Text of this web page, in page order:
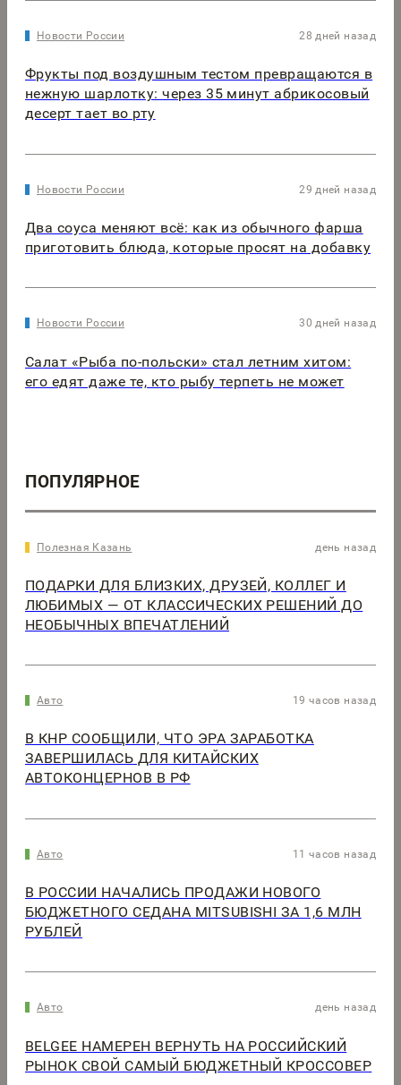
Новости России 28 дней назад
Фрукты под воздушным тестом превращаются в
нежную шарлотку: через 35 минут абрикосовый
десерт тает во рту
Новости России 29 дней назад
Два соуса меняют всё: как из обычного фарша
приготовить блюда, которые просят на добавку
Новости России 30 дней назад
Салат «Рыба по-польски» стал летним хитом:
его едят даже те, кто рыбу терпеть не может
ПОПУЛЯРНОЕ
Полезная Казань день назад
ПОДАРКИ ДЛЯ БЛИЗКИХ, ДРУЗЕЙ, КОЛЛЕГ И
ЛЮБИМЫХ — ОТ КЛАССИЧЕСКИХ РЕШЕНИЙ ДО
НЕОБЫЧНЫХ ВПЕЧАТЛЕНИЙ
Авто 19 часов назад
В КНР СООБЩИЛИ, ЧТО ЭРА ЗАРАБОТКА
ЗАВЕРШИЛАСЬ ДЛЯ КИТАЙСКИХ
АВТОКОНЦЕРНОВ В РФ
Авто 11 часов назад
В РОССИИ НАЧАЛИСЬ ПРОДАЖИ НОВОГО
БЮДЖЕТНОГО СЕДАНА MITSUBISHI ЗА 1,6 МЛН
РУБЛЕЙ
Авто день назад
BELGEE НАМЕРЕН ВЕРНУТЬ НА РОССИЙСКИЙ
РЫНОК СВОЙ САМЫЙ БЮДЖЕТНЫЙ КРОССОВЕР